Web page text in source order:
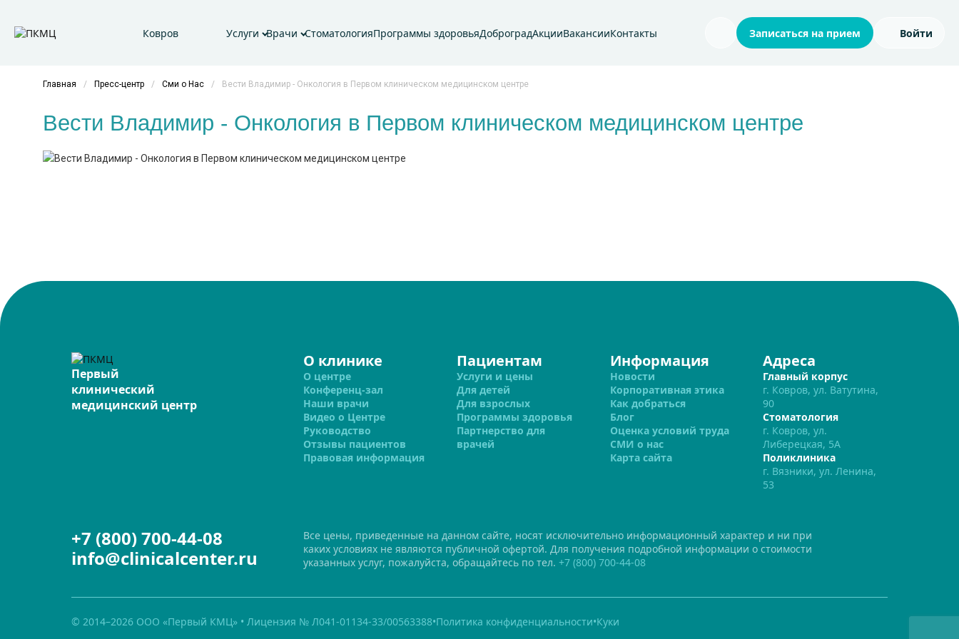
Ковров Услуги Врачи СтоматологияПрограммы здоровьяДоброградАкцииВакансииКонтакты Поиск по сайтуЗаписаться на прием Войти
Главная / Пресс-центр / Сми о Нас / Вести Владимир - Онкология в Первом клиническом медицинском центре
Вести Владимир - Онкология в Первом клиническом медицинском центре
Первый
клинический
медицинский центр
О клинике
О центре
Конференц-зал
Наши врачи
Видео о Центре
Руководство
Отзывы пациентов
Правовая информация
Пациентам
Услуги и цены
Для детей
Для взрослых
Программы здоровья
Партнерство для
врачей
Информация
Новости
Корпоративная этика
Как добраться
Блог
Оценка условий труда
СМИ о нас
Карта сайта
Адреса
Главный корпус
г. Ковров, ул. Ватутина,
90
Стоматология
г. Ковров, ул.
Либерецкая, 5А
Поликлиника
г. Вязники, ул. Ленина,
53
+7 (800) 700-44-08
info@clinicalcenter.ru
Все цены, приведенные на данном сайте, носят исключительно информационный характер и ни при
каких условиях не являются публичной офертой. Для получения подробной информации о стоимости
указанных услуг, пожалуйста, обращайтесь по тел. +7 (800) 700-44-08
Страница изменена26.12.2018 21:27:46
© 2014–2026 ООО «Первый КМЦ» • Лицензия № Л041-01134-33/00563388•Политика конфиденциальности•Куки